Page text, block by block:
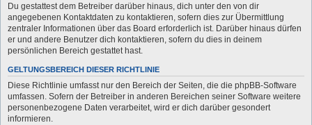
Du gestattest dem Betreiber darüber hinaus, dich unter den von dir
angegebenen Kontaktdaten zu kontaktieren, sofern dies zur Übermittlung
zentraler Informationen über das Board erforderlich ist. Darüber hinaus dürfen
er und andere Benutzer dich kontaktieren, sofern du dies in deinem
persönlichen Bereich gestattet hast.
GELTUNGSBEREICH DIESER RICHTLINIE
Diese Richtlinie umfasst nur den Bereich der Seiten, die die phpBB-Software
umfassen. Sofern der Betreiber in anderen Bereichen seiner Software weitere
personenbezogene Daten verarbeitet, wird er dich darüber gesondert
informieren.